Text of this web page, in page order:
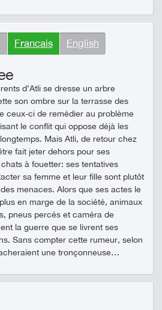
Francais English
d’Atli se dresse un arbre
son ombre sur la terrasse des
ceux-ci de remédier au problème
le conflit qui oppose déjà les
Mais Atli, de retour chez
fait jeter dehors pour ses
à fouetter: ses tentatives
sa femme et leur fille sont plutôt
menaces. Alors que ses actes le
en marge de la société, animaux
pneus percés et caméra de
la guerre que se livrent ses
Sans compter cette rumeur, selon
une tronçonneuse…